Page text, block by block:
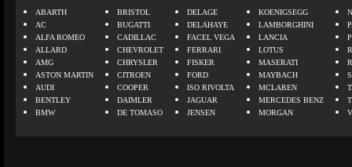
ABARTH
AC
ALFA ROMEO
ALLARD
AMG
ASTON MARTIN
AUDI
BENTLEY
BMW
BRISTOL
BUGATTI
CADILLAC
CHEVROLET
CHRYSLER
CITROEN
COOPER
DAIMLER
DE TOMASO
DELAGE
DELAHAYE
FACEL VEGA
FERRARI
FISKER
FORD
ISO RIVOLTA
JAGUAR
JENSEN
KOENIGSEGG
LAMBORGHINI
LANCIA
LOTUS
MASERATI
MAYBACH
MCLAREN
MERCEDES BENZ
MORGAN